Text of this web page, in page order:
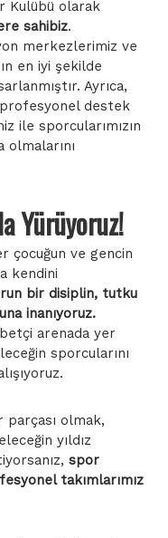
Kulübü olarak
sahibiz.
merkezlerimiz ve
en iyi şekilde
Ayrıca,
destek
ile sporcularımızın
Yürüyoruz!
çocuğun ve gencin
kendini
bir disiplin, tutku
inanıyoruz.
arenada yer
sporcularını
parçası olmak,
yıldız
spor
takımlarımız